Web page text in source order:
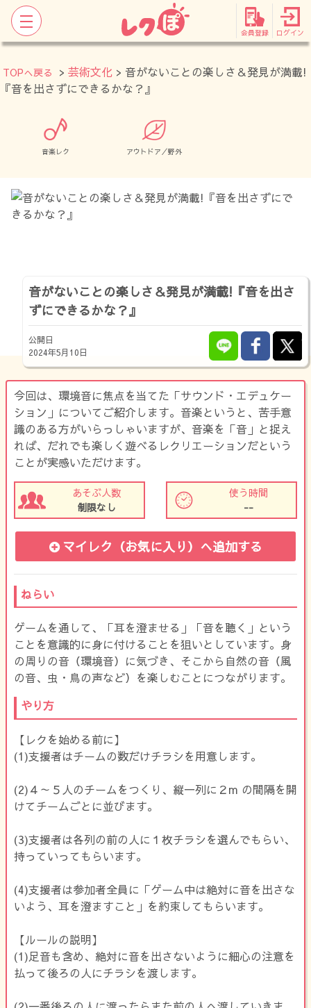
会員登録 ログイン
TOPへ戻る > 芸術文化 > 音がないことの楽しさ＆発見が満載!
『音を出さずにできるかな？』
音楽レク アウトドア／野外
音がないことの楽しさ＆発見が満載!『音を出さ
ずにできるかな？』
公開日
2024年5月10日
今回は、環境音に焦点を当てた「サウンド・エデュケー
ション」についてご紹介します。音楽というと、苦手意
識のある方がいらっしゃいますが、音楽を「音」と捉え
れば、だれでも楽しく遊べるレクリエーションだという
ことが実感いただけます。
あそぶ人数
制限なし
使う時間
--
マイレク（お気に入り） へ追加する
ねらい
ゲームを通して、「耳を澄ませる」「音を聴く」という
ことを意識的に身に付けることを狙いとしています。身
の周りの音（環境音）に気づき、そこから自然の音（風
の音、虫・鳥の声など）を楽しむことにつながります。
やり方
【レクを始める前に】
(1)支援者はチームの数だけチラシを用意します。
(2)４～５人のチームをつくり、縦一列に２m の間隔を開
けてチームごとに並びます。
(3)支援者は各列の前の人に１枚チラシを選んでもらい、
持っていってもらいます。
(4)支援者は参加者全員に「ゲーム中は絶対に音を出さな
いよう、耳を澄ますこと」を約束してもらいます。
【ルールの説明】
(1)足音も含め、絶対に音を出さないように細心の注意を
払って後ろの人にチラシを渡します。